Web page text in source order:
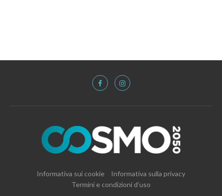
Informativa sui cookie
Informativa sulla privacy
Termini e condizioni d’uso